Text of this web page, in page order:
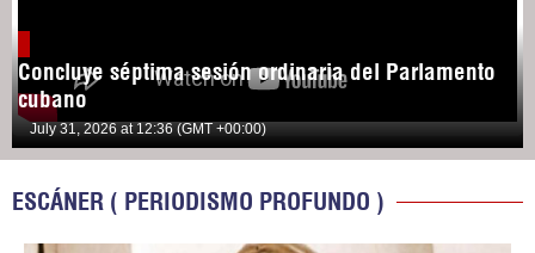
Concluye séptima sesión ordinaria del Parlamento
cubano
July 31, 2026 at 12:36 (GMT +00:00)
ESCÁNER ( PERIODISMO PROFUNDO )